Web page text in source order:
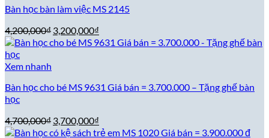
4,600,000₫.
Bàn học bàn làm việc MS 2145
4,200,000₫ Giá
gốc
3,200,000₫
hiện
Xem nhanh
Bàn học cho bé MS 9631 Giá bán = 3.700.000 – Tặng ghế bàn
học
4,700,000₫ Giá
gốc
3,700,000₫
hiện